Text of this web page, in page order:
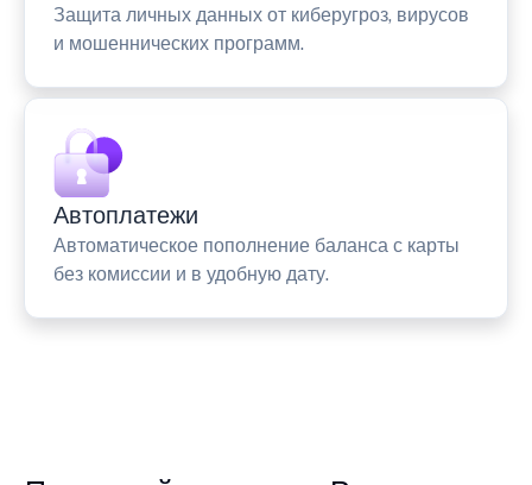
Защита личных данных от киберугроз, вирусов
и мошеннических программ.
Автоплатежи
Автоматическое пополнение баланса с карты
без комиссии и в удобную дату.